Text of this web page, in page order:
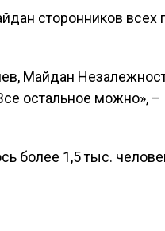
сторонников всех
Майдан
остальное можно»,
более 1,5 тыс.